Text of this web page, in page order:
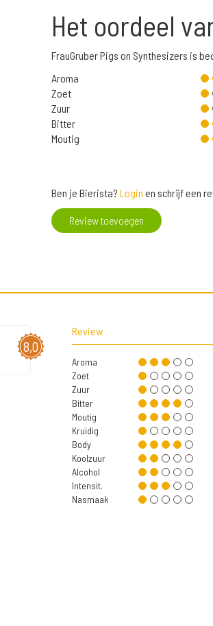
Het oordeel
FrauGruber Pigs on Synthesizers is
Aroma
Zoet
Zuur
Bitter
Moutig
Ben je Bierista? Login en schrijf een
Review toevoegen
8,0
Review
Aroma
Zoet
Zuur
Bitter
Moutig
Kruidig
Body
Koolzuur
Alcohol
Intensit.
Nasmaak